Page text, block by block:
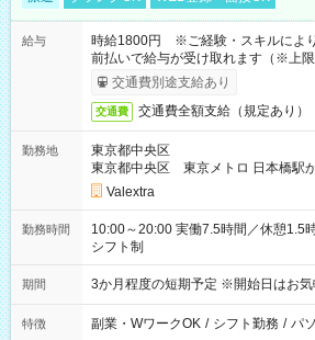
給与
時給1800円 ※ご経験・スキルによ
前払いで給与が受け取れます（※上限
交通費別途支給あり
交通費 交通費全額支給（規定あり）
勤務地
東京都中央区
東京都中央区 東京メトロ 日本橋駅
Valextra
勤務時間
10:00～20:00 実働7.5時間／休憩1.5時間 営業時間に合わせた
シフト制
期間 3か月程度の短期予定 ※開始日はお気
特徴 副業・WワークOK / シフト勤務 / パ